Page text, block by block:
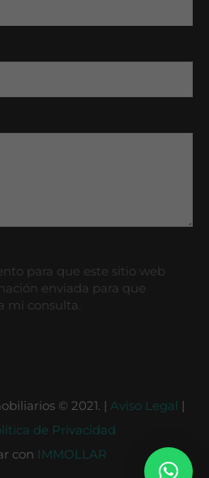
para que este sitio web
enviada para que
mi consulta.
© 2021. | Aviso Legal
|
de Privacidad
con IMMOLLAR